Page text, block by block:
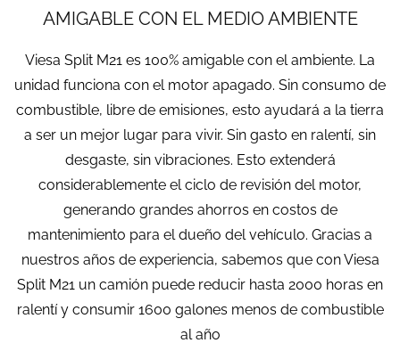
AMIGABLE CON EL MEDIO AMBIENTE
Viesa Split M21 es 100% amigable con el ambiente. La
unidad funciona con el motor apagado. Sin consumo de
combustible, libre de emisiones, esto ayudará a la tierra
a ser un mejor lugar para vivir. Sin gasto en ralentí, sin
desgaste, sin vibraciones. Esto extenderá
considerablemente el ciclo de revisión del motor,
generando grandes ahorros en costos de
mantenimiento para el dueño del vehículo. Gracias a
nuestros años de experiencia, sabemos que con Viesa
Split M21 un camión puede reducir hasta 2000 horas en
ralentí y consumir 1600 galones menos de combustible
al año